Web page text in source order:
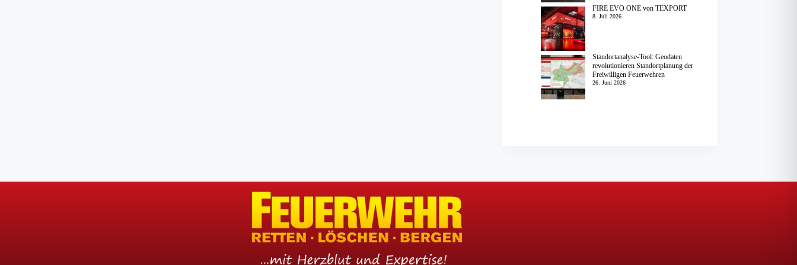
FIRE EVO ONE von TEXPORT
8. Juli 2026
Standortanalyse-Tool: Geodaten
revolutionieren Standortplanung der
Freiwilligen Feuerwehren
26. Juni 2026